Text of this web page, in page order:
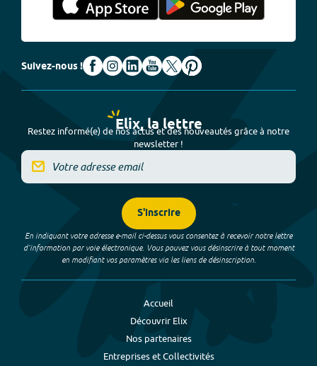
Suivez-nous !
Elix, la lettre
Restez informé(e) de nos actus et des nouveautés grâce à notre
newsletter !
S'inscrire
En indiquant votre adresse e-mail ci-dessus vous consentez à recevoir notre lettre
d’information par voie électronique. Vous pouvez vous désinscrire à tout moment
en modifiant vos paramètres via les liens de désinscription.
Accueil
Découvrir Elix
Nos partenaires
Entreprises et Collectivités